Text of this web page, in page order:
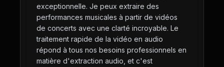
exceptionnelle. Je peux extraire des
performances musicales à partir de vidéos
de concerts avec une clarté incroyable. Le
traitement rapide de la vidéo en audio
répond à tous nos besoins professionnels en
matière d'extraction audio, et c'est